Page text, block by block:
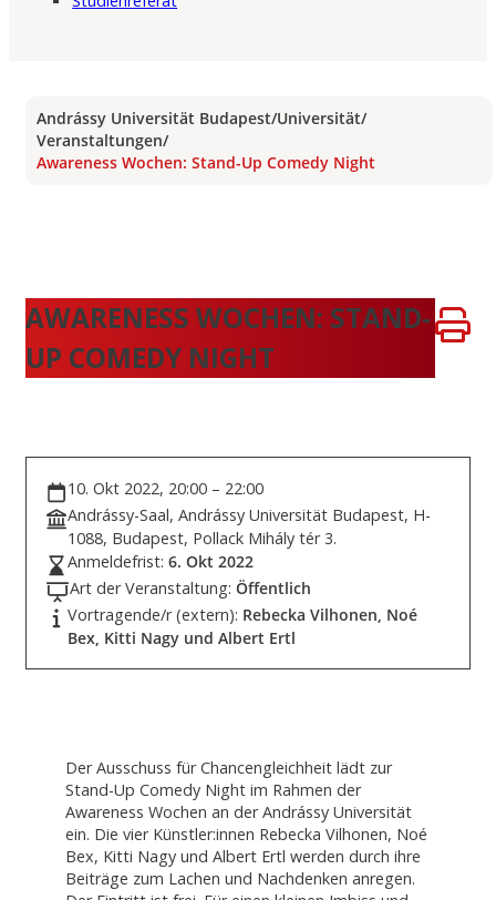
Andrássy Universität Budapest/Universität/
Veranstaltungen/
Awareness Wochen: Stand-Up Comedy Night
AWARENESS WOCHEN: STAND-
UP COMEDY NIGHT
10. Okt 2022, 20:00 – 22:00
Andrássy-Saal, Andrássy Universität Budapest, H-
1088, Budapest, Pollack Mihály tér 3.
Anmeldefrist: 6. Okt 2022
Art der Veranstaltung: Öffentlich
Vortragende/r (extern): Rebecka Vilhonen, Noé
Bex, Kitti Nagy und Albert Ertl
Der Ausschuss für Chancengleichheit lädt zur
Stand-Up Comedy Night im Rahmen der
Awareness Wochen an der Andrássy Universität
ein. Die vier Künstler:innen Rebecka Vilhonen, Noé
Bex, Kitti Nagy und Albert Ertl werden durch ihre
Beiträge zum Lachen und Nachdenken anregen.